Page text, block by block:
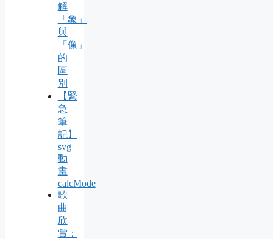
解
「象」
與
「像」
的
區
別
【緊
急
筆
記】
svg
動
畫
calcMode
歌
曲
欣
賞：